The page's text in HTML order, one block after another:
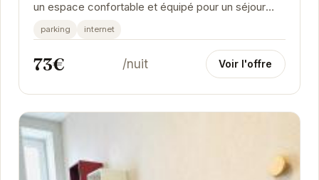
un espace confortable et équipé pour un séjour
agréable. Avec un parking et une connexion...
parking internet
73€ /nuit Voir l'offre